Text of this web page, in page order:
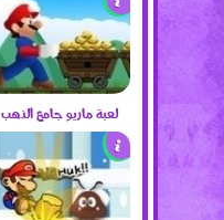
لعبة ماريو جامع الذهب